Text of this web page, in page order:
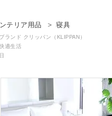
カーテン・窓周
り
テリア用品 寝具
ランド クリッパン（KLIPPAN）
適生活